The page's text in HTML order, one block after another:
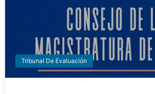
Tribunal De Evaluación